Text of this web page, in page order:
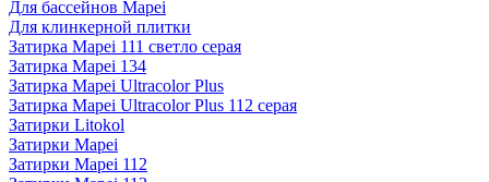
Для бассейнов Mapei
Для клинкерной плитки
Затирка Mapei 111 светло серая
Затирка Mapei 134
Затирка Mapei Ultracolor Plus
Затирка Mapei Ultracolor Plus 112 серая
Затирки Litokol
Затирки Mapei
Затирки Mapei 112